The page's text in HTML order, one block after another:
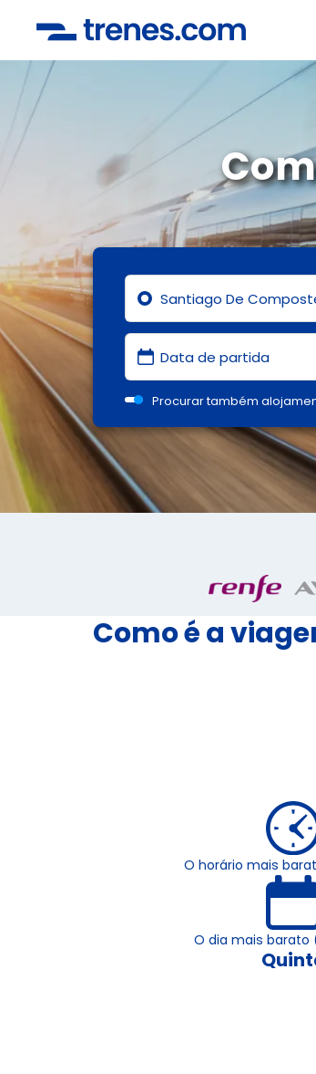
Procurar também
Como é a
O horário mais
O dia mais